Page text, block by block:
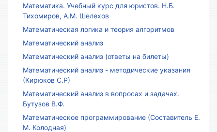
Математика. Учебный курс для юристов. Н.Б.
Тихомиров, А.М. Шелехов
Математическая логика и теория алгоритмов
Математический анализ
Математический анализ (ответы на билеты)
Математический анализ - методические указания
(Кирюков С.Р)
Математический анализ в вопросах и задачах.
Бутузов В.Ф.
Математическое программирование (Составитель Е.
М. Колодная)